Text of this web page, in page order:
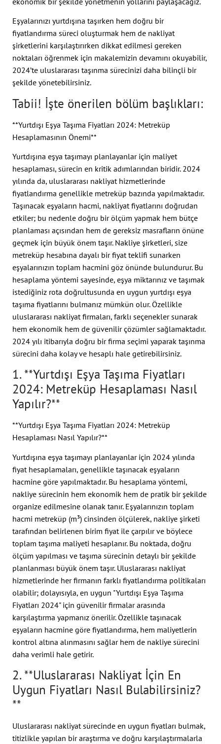
Eşyalarınızı yurtdışına taşırken hem doğru bir
fiyatlandırma süreci oluşturmak hem de nakliyat
şirketlerini karşılaştırırken dikkat edilmesi gereken
noktaları öğrenmek için makalemizin devamını okuyabilir,
2024’te uluslararası taşınma sürecinizi daha bilinçli bir
şekilde yönetebilirsiniz.
Tabii! İşte önerilen bölüm başlıkları:
**Yurtdışı Eşya Taşıma Fiyatları 2024: Metreküp
Hesaplamasının Önemi**
Yurtdışına eşya taşımayı planlayanlar için maliyet
hesaplaması, sürecin en kritik adımlarından biridir. 2024
yılında da, uluslararası nakliyat hizmetlerinde
fiyatlandırma genellikle metreküp bazında yapılmaktadır.
Taşınacak eşyaların hacmi, nakliyat fiyatlarını doğrudan
etkiler; bu nedenle doğru bir ölçüm yapmak hem bütçe
planlaması açısından hem de gereksiz masrafların önüne
geçmek için büyük önem taşır. Nakliye şirketleri, size
metreküp hesabına dayalı bir fiyat teklifi sunarken
eşyalarınızın toplam hacmini göz önünde bulundurur. Bu
hesaplama yöntemi sayesinde, eşya miktarınız ve taşımak
istediğiniz rota doğrultusunda en uygun yurtdışı eşya
taşıma fiyatlarını bulmanız mümkün olur. Özellikle
uluslararası nakliyat firmaları, farklı seçenekler sunarak
hem ekonomik hem de güvenilir çözümler sağlamaktadır.
2024 yılı itibarıyla doğru bir firma seçimi yaparak taşınma
sürecini daha kolay ve hesaplı hale getirebilirsiniz.
1. **Yurtdışı Eşya Taşıma Fiyatları
2024: Metreküp Hesaplaması Nasıl
Yapılır?**
**Yurtdışı Eşya Taşıma Fiyatları 2024: Metreküp
Hesaplaması Nasıl Yapılır?**
Yurtdışına eşya taşımayı planlayanlar için 2024 yılında
fiyat hesaplamaları, genellikle taşınacak eşyaların
hacmine göre yapılmaktadır. Bu hesaplama yöntemi,
nakliye sürecinin hem ekonomik hem de pratik bir şekilde
organize edilmesine olanak tanır. Eşyalarınızın toplam
hacmi metreküp (m³) cinsinden ölçülerek, nakliye şirketi
tarafından belirlenen birim fiyat ile çarpılır ve böylece
toplam taşıma maliyeti hesaplanır. Bu noktada, doğru
ölçüm yapılması ve taşıma sürecinin detaylı bir şekilde
planlanması büyük önem taşır. Uluslararası nakliyat
hizmetlerinde her firmanın farklı fiyatlandırma politikaları
olabilir; dolayısıyla, en uygun "Yurtdışı Eşya Taşıma
Fiyatları 2024" için güvenilir firmalar arasında
karşılaştırma yapmanız önerilir. Özellikle taşınacak
eşyaların hacmine göre fiyatlandırma, hem maliyetlerin
kontrol altına alınmasını sağlar hem de nakliye sürecini
daha verimli hale getirir.
2. **Uluslararası Nakliyat İçin En
Uygun Fiyatları Nasıl Bulabilirsiniz?
**
Uluslararası nakliyat sürecinde en uygun fiyatları bulmak,
titizlikle yapılan bir araştırma ve doğru karşılaştırmalarla